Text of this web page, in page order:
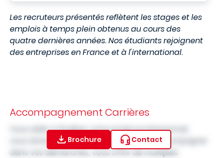
Brochure Contact
Les recruteurs présentés reflètent les stages et les
emplois à temps plein obtenus au cours des
quatre dernières années. Nos étudiants rejoignent
des entreprises en France et à l'international.
Accompagnement Carrières
Vous aider à finaliser votre projet professionnel,
vous doter de bonnes pratiques, vous accompagner
dans vos démarches, vous offrir de multiples